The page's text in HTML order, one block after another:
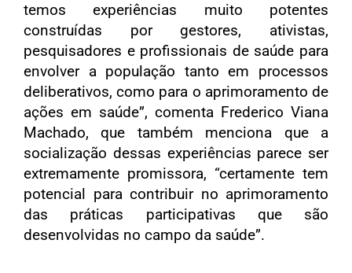
temos experiências muito potentes
construídas por gestores, ativistas,
pesquisadores e profissionais de saúde para
envolver a população tanto em processos
deliberativos, como para o aprimoramento de
ações em saúde”, comenta Frederico Viana
Machado, que também menciona que a
socialização dessas experiências parece ser
extremamente promissora, “certamente tem
potencial para contribuir no aprimoramento
das práticas participativas que são
desenvolvidas no campo da saúde”.